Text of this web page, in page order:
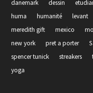
danemark
dessin
huma
humanité levant
meredith gift
mexico
new york
pret a porter
spencer tunick
streakers
yoga